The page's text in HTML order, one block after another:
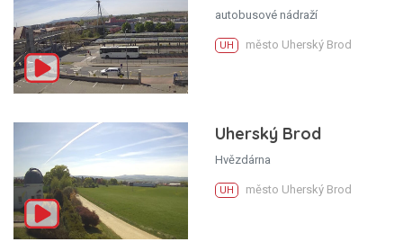
autobusové nádraží
UH město Uherský Brod
Uherský Brod
Hvězdárna
UH město Uherský Brod